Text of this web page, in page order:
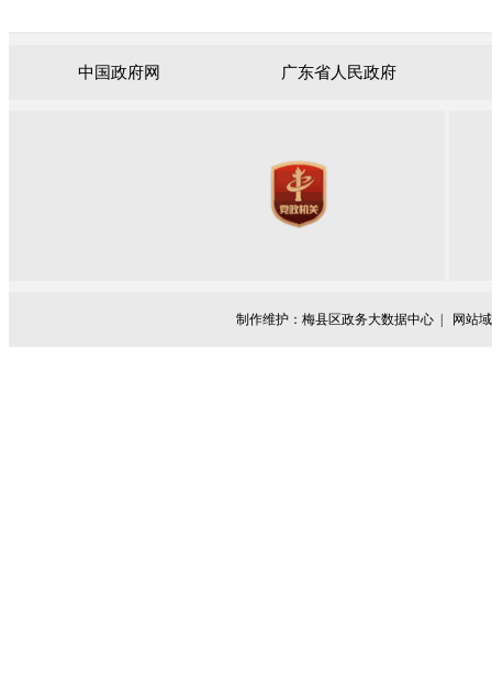
中国政府网 广东省人民政府
制作维护：梅县区政务大数据中心 | 网站